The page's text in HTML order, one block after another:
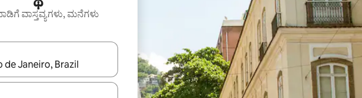
ವಾಸ್ತವ್ಯಗಳು, ಮನೆಗಳು
ಅಪ್ ಮತ್ತು ಡೌನ್ ಬಾಣದ ಕೀಲಿಗಳೊಂದಿಗೆ ನ್ಯಾವಿಗೇಟ್ ಮಾಡಿ ಅಥವಾ ಸ್ಪರ್ಶ ಅಥವಾ ಸ್ವೈಪ್ ಗೆಸ್ಚರ್‌ಗಳ ಮೂಲಕ ಅನ್ವೇಷಿಸಿ.